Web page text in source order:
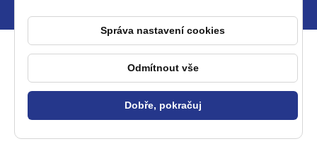
© 2026 PCstorm - Všechna práva vyhrazena
Změnit nastavení cookies
Vytvořil OLC Webdesign
Správa nastavení cookies
Odmítnout vše
Dobře, pokračuj